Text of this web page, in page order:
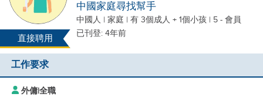
直接聘用
中國家庭尋找幫手
中國人 | 家庭 | 有 3個成人 + 1個小孩 | 5 - 會員
已刊登: 4年前
工作要求
外傭|全職